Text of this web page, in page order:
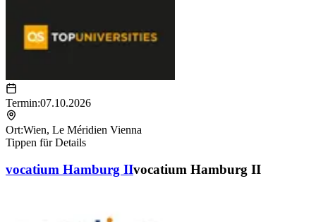
Termin:07.10.2026
Ort:Wien, Le Méridien Vienna
Tippen für Details
vocatium Hamburg IIvocatium Hamburg II